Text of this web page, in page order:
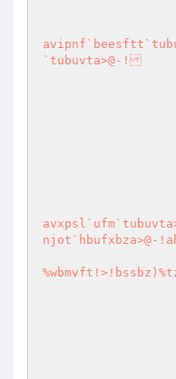
`tubuvta>@-!
njot`hbufxbza>@-